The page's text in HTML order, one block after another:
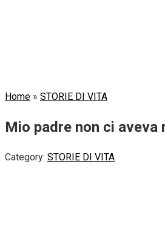
Home » STORIE DI VITA
Mio padre non ci
Category: STORIE DI VITA